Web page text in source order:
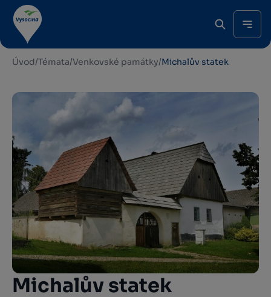
Úvod/Témata/Venkovské památky/Michalův statek
Michalův statek